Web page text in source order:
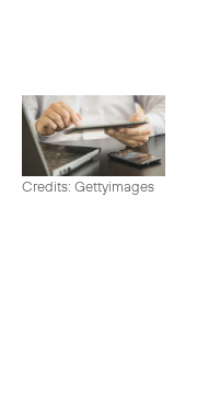
Credits: Gettyimages